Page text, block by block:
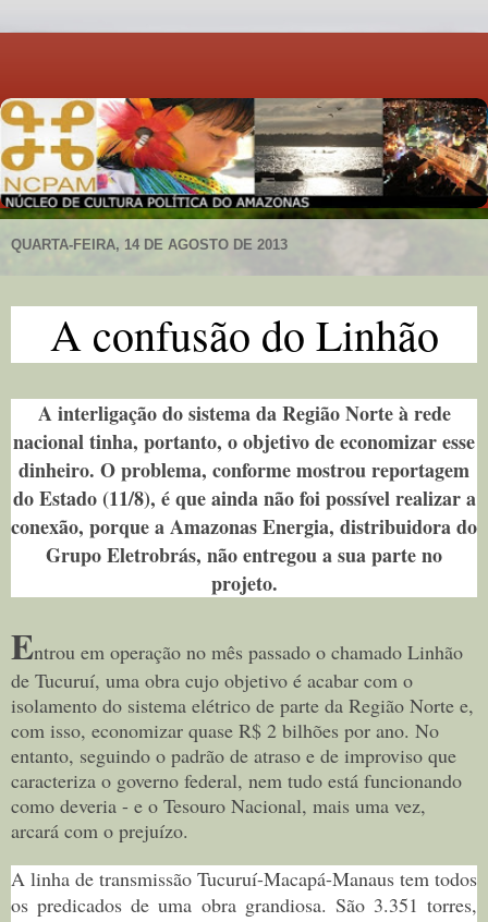
QUARTA-FEIRA, 14 DE AGOSTO DE 2013
A confusão do Linhão
A interligação do sistema da Região Norte à rede
nacional tinha, portanto, o objetivo de economizar esse
dinheiro. O problema, conforme mostrou reportagem
do Estado (11/8), é que ainda não foi possível realizar a
conexão, porque a Amazonas Energia, distribuidora do
Grupo Eletrobrás, não entregou a sua parte no
projeto.
Entrou em operação no mês passado o chamado Linhão
de Tucuruí, uma obra cujo objetivo é acabar com o
isolamento do sistema elétrico de parte da Região Norte e,
com isso, economizar quase R$ 2 bilhões por ano. No
entanto, seguindo o padrão de atraso e de improviso que
caracteriza o governo federal, nem tudo está funcionando
como deveria - e o Tesouro Nacional, mais uma vez,
arcará com o prejuízo.
A linha de transmissão Tucuruí-Macapá-Manaus tem todos
os predicados de uma obra grandiosa. São 3.351 torres,